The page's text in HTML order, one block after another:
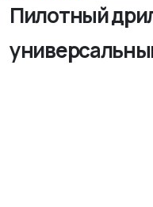
Пилотный